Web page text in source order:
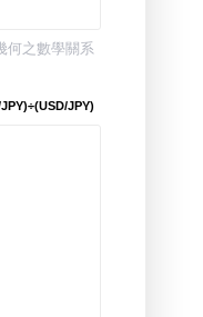
何之數學關系
JPY)